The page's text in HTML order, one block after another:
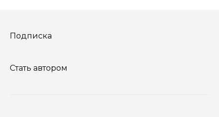
Подписка
Стать автором